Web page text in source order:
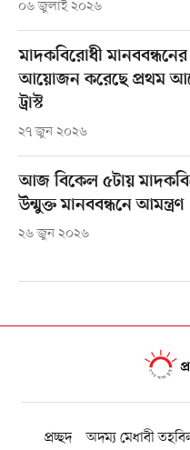
০৬ জুলাই ২০২৬
মাদকবিরোধী মানববন্ধনের
আয়োজন করেছে প্রথম
ট্রাস্ট
২৭ জুন ২০২৬
আজ বিকেল ৫টায়
উন্মুক্ত মানববন্ধনে আমন্ত্রণ
২৬ জুন ২০২৬
প্রচ্ছদ অদম্য মেধাবী